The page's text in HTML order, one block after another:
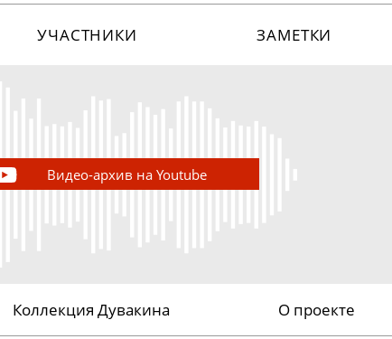
УЧАСТНИКИ ЗАМЕТКИ
Видео-архив на Youtube
Коллекция Дувакина О проекте